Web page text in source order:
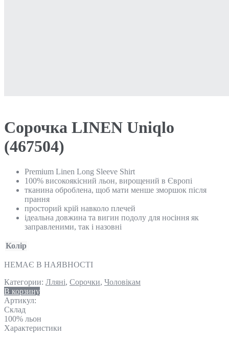
Сорочка LINEN Uniqlo
(467504)
Premium Linen Long Sleeve Shirt
100% високоякісний льон, вирощений в Європі
тканина оброблена, щоб мати менше зморшок після
прання
просторий крій навколо плечей
ідеальна довжина та вигин подолу для носіння як
заправленими, так і назовні
Колір
НЕМАЄ В НАЯВНОСТІ
Категории: Лляні, Сорочки, Чоловікам
В корзину
Артикул:
Склад
100% льон
Характеристики